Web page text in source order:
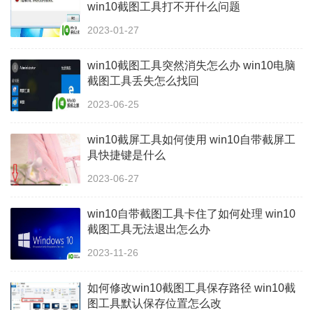
win10截图工具打不开什么问题
2023-01-27
win10截图工具突然消失怎么办 win10电脑
截图工具丢失怎么找回
2023-06-25
win10截屏工具如何使用 win10自带截屏工
具快捷键是什么
2023-06-27
win10自带截图工具卡住了如何处理 win10
截图工具无法退出怎么办
2023-11-26
如何修改win10截图工具保存路径 win10截
图工具默认保存位置怎么改